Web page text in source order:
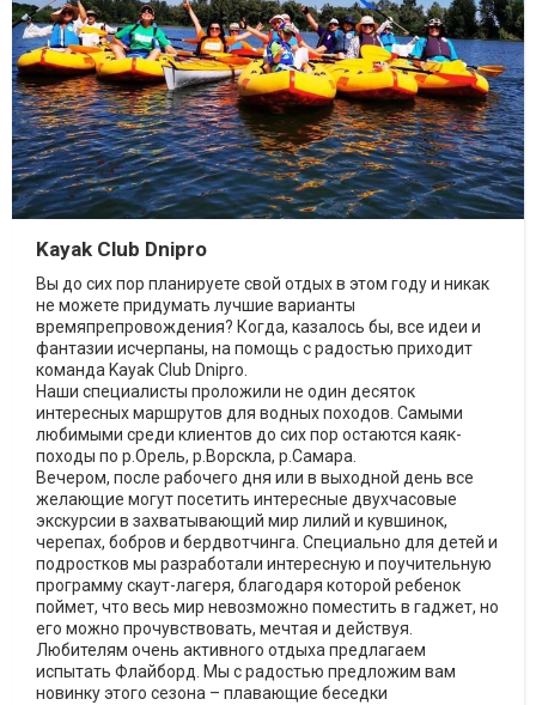
Kayak Club Dnipro
Вы до сих пор планируете свой отдых в этом году и никак
не можете придумать лучшие варианты
времяпрепровождения? Когда, казалось бы, все идеи и
фантазии исчерпаны, на помощь с радостью приходит
команда Kayak Club Dnipro.
Наши специалисты проложили не один десяток
интересных маршрутов для водных походов. Самыми
любимыми среди клиентов до сих пор остаются каяк-
походы по р.Орель, р.Ворскла, р.Самара.
Вечером, после рабочего дня или в выходной день все
желающие могут посетить интересные двухчасовые
экскурсии в захватывающий мир лилий и кувшинок,
черепах, бобров и бердвотчинга. Специально для детей и
подростков мы разработали интересную и поучительную
программу скаут-лагеря, благодаря которой ребенок
поймет, что весь мир невозможно поместить в гаджет, но
его можно прочувствовать, мечтая и действуя.
Любителям очень активного отдыха предлагаем
испытать Флайборд. Мы с радостью предложим вам
новинку этого сезона – плавающие беседки